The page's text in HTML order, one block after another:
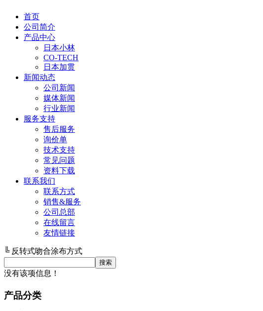
首页
公司简介
产品中心
日本小林
CO-TECH
日本加贯
新闻动态
公司新闻
媒体新闻
行业新闻
服务支持
售后服务
询价单
技术支持
常见问题
资料下载
联系我们
联系方式
销售&服务
公司总部
在线留言
友情链接
╚ 反转式吻合涂布方式
没有该项信息！
产品分类